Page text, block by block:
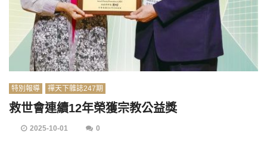
特別報導 禪天下雜誌247期
救世會連續12年榮獲宗教公益獎
2025-10-01 0